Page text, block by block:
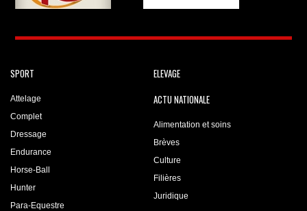
SPORT
Attelage
Complet
Dressage
Endurance
Horse-Ball
Hunter
Para-Equestre
ELEVAGE
ACTU NATIONALE
Alimentation et soins
Brèves
Culture
Filières
Juridique